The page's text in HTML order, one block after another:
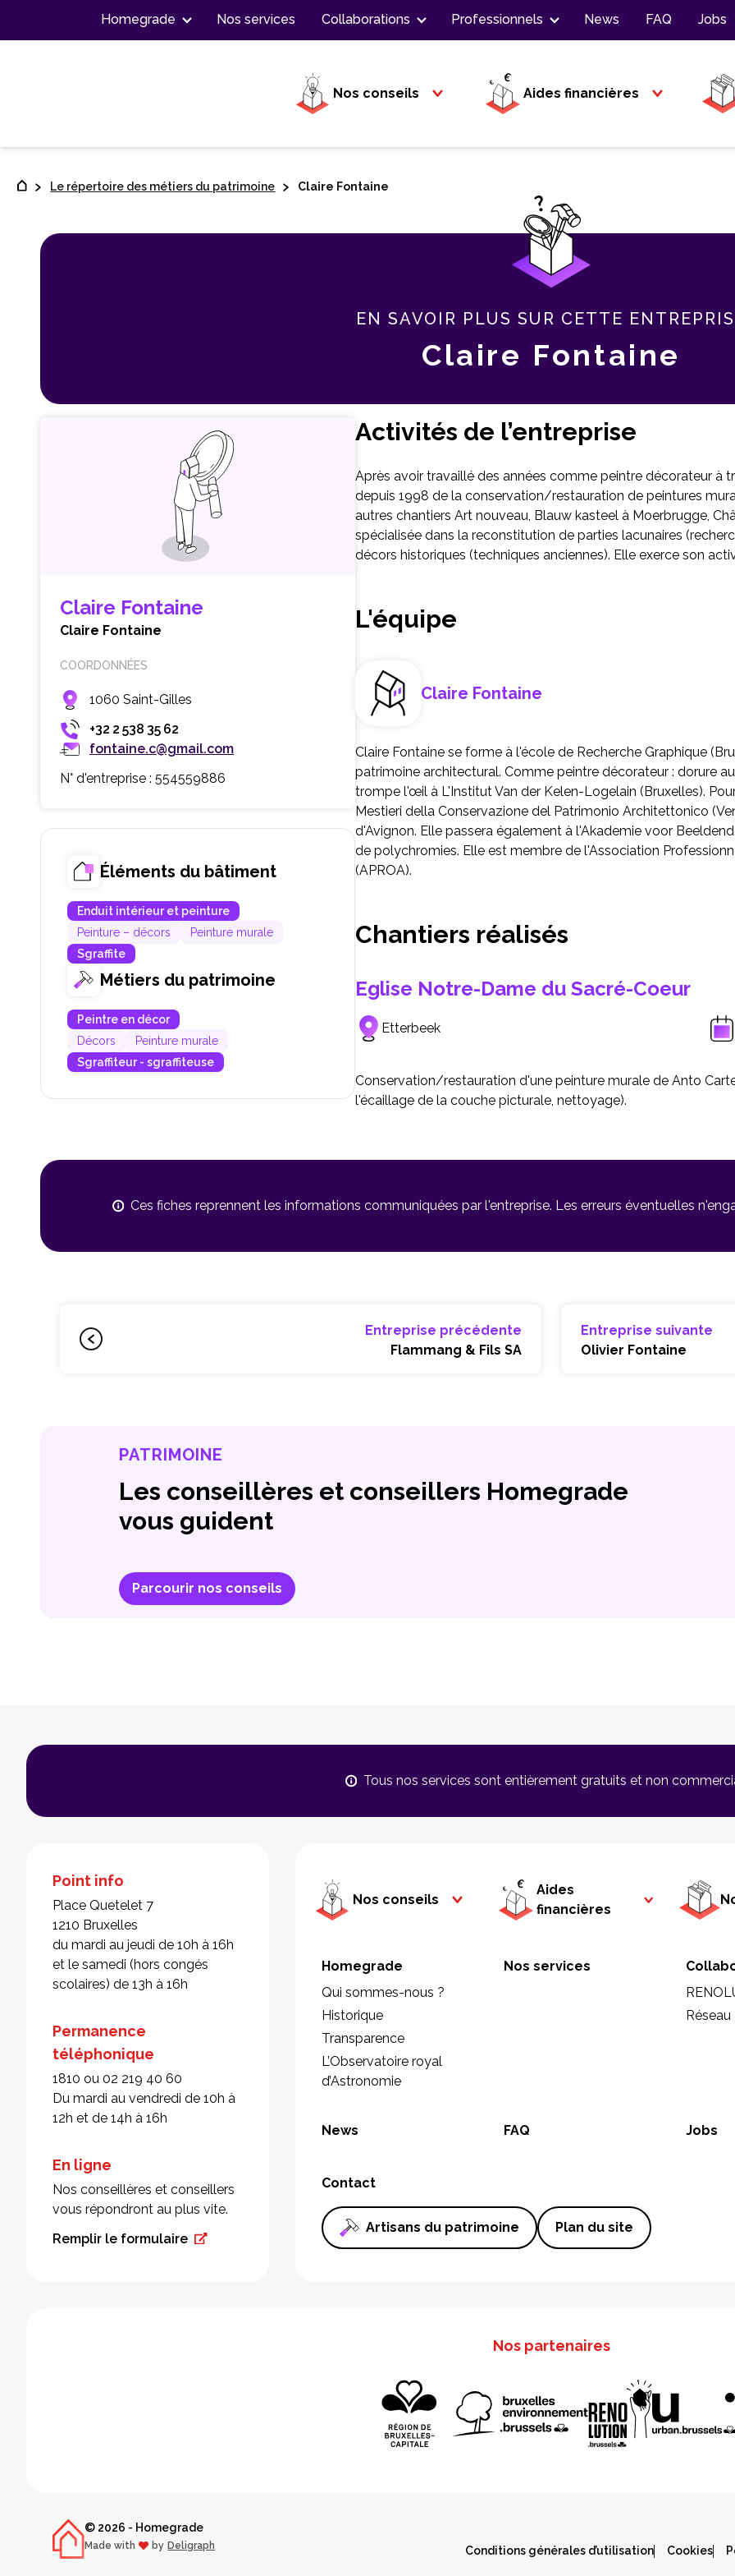
Homegrade Nos services Collaborations Professionnels News FAQ Jobs
Nos conseils Aides financières
Le répertoire des métiers du patrimoine Claire Fontaine
EN SAVOIR PLUS SUR CETTE
Claire Fontaine
Claire Fontaine
Claire Fontaine
COORDONNÉES
1060 Saint-Gilles
+32 2 538 35 62
fontaine.c@gmail.com
N° d'entreprise : 554559886
Éléments du bâtiment
Enduit intérieur et peinture
Peinture – décors
Peinture murale
Sgraffite
Métiers du patrimoine
Peintre en décor
Décors
Peinture murale
Sgraffiteur - sgraffiteuse
Activités de l’entreprise
Après avoir travaillé des années comme peintre décorateur à
depuis 1998 de la conservation/restauration de peintures
autres chantiers Art nouveau, Blauw kasteel à Moerbrugge,
spécialisée dans la reconstitution de parties lacunaires
décors historiques (techniques anciennes). Elle exerce son
L'équipe
Claire Fontaine
Claire Fontaine se forme à l'école de Recherche Graphique
patrimoine architectural. Comme peintre décorateur : dorure
trompe l'œil à L'Institut Van der Kelen-Logelain (Bruxelles).
Mestieri della Conservazione del Patrimonio Architettonico
d'Avignon. Elle passera également à l'Akademie voor
de polychromies. Elle est membre de l'Association
(APROA).
Chantiers réalisés
Eglise Notre-Dame du Sacré-Coeur
Etterbeek
Conservation/restauration d'une peinture murale de Anto
l'écaillage de la couche picturale, nettoyage).
Ces fiches reprennent les informations communiquées par l'entreprise. Les erreurs éventuelles
Entreprise précédente
Flammang & Fils SA
Entreprise suivante
Olivier Fontaine
PATRIMOINE
Les conseillères et conseillers Homegrade
vous guident
Parcourir nos conseils
Tous nos services sont entièrement gratuits et non
Point info
Place Quetelet 7
1210 Bruxelles
du mardi au jeudi de 10h à 16h
et le samedi (hors congés
scolaires) de 13h à 16h
Permanence
téléphonique
1810 ou 02 219 40 60
Du mardi au vendredi de 10h à
12h et de 14h à 16h
En ligne
Nos conseillères et conseillers
vous répondront au plus vite.
Remplir le formulaire
Nos conseils
Aides
financières
Homegrade
Qui sommes-nous ?
Historique
Transparence
L’Observatoire royal
d’Astronomie
Nos services
News FAQ Jobs
Contact
Artisans du patrimoine Plan du site
Nos partenaires
© 2026 - Homegrade
Made with love
by Deligraph Conditions générales d’utilisation Cookies